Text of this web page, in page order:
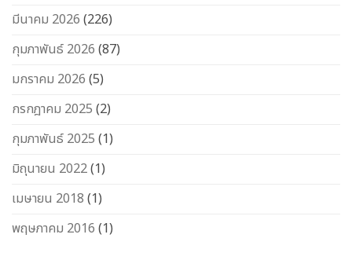
มีนาคม 2026 (226)
กุมภาพันธ์ 2026 (87)
มกราคม 2026 (5)
กรกฎาคม 2025 (2)
กุมภาพันธ์ 2025 (1)
มิถุนายน 2022(1)
เมษายน 2018 (1)
พฤษภาคม 2016 (1)